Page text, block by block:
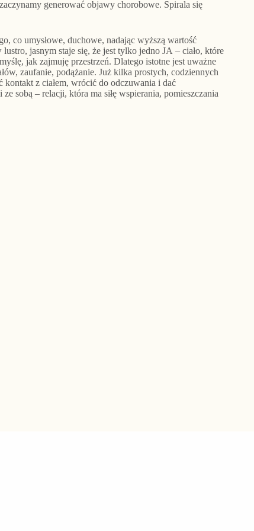
generować objawy chorobowe. Spirala się
co umysłowe, duchowe, nadając wyższą wartość
jasnym staje się, że jest tylko jedno JA – ciało, które
jak zajmuję przestrzeń. Dlatego istotne jest uważne
zaufanie, podążanie. Już kilka prostych, codziennych
z ciałem, wrócić do odczuwania i dać
sobą – relacji, która ma siłę wspierania, pomieszczania